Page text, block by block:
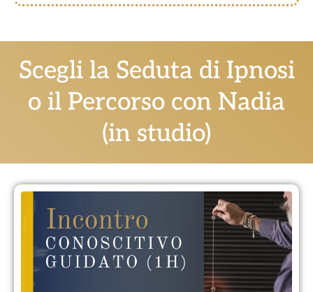
Scegli la Seduta di Ipnosi
o il Percorso con Nadia
(in studio)